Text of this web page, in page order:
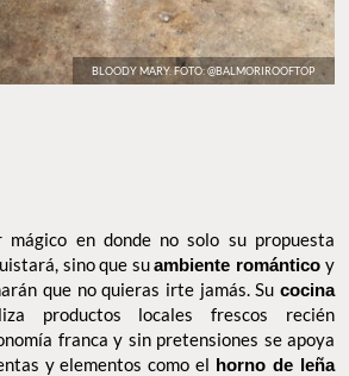
BLOODY MARY. FOTO: @BALMORIROOFTOP
en donde no solo su propuesta
sino que suambiente romántico y
que no quieras irte jamás. Sucocina de
locales frescos recién cosechados.
y sin pretensiones se apoya en el uso de
como elhorno de leñapara dotar a